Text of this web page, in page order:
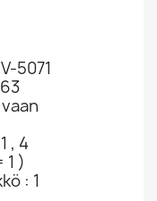
5071
, 4
)
: 1